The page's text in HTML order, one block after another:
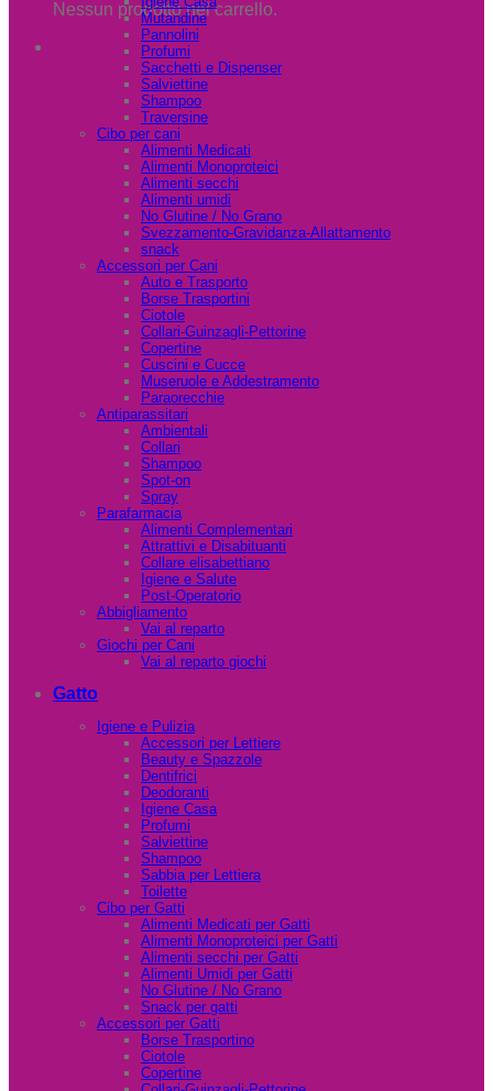
Nessun prodotto nel carrello.
Mutandine
Pannolini
Profumi
Sacchetti e Dispenser
Salviettine
Shampoo
Traversine
Cibo per cani
Alimenti Medicati
Alimenti Monoproteici
Alimenti secchi
Alimenti umidi
No Glutine / No Grano
Svezzamento-Gravidanza-Allattamento
snack
Accessori per Cani
Auto e Trasporto
Borse Trasportini
Ciotole
Collari-Guinzagli-Pettorine
Copertine
Cuscini e Cucce
Museruole e Addestramento
Paraorecchie
Antiparassitari
Ambientali
Collari
Shampoo
Spot-on
Spray
Parafarmacia
Alimenti Complementari
Attrattivi e Disabituanti
Collare elisabettiano
Igiene e Salute
Post-Operatorio
Abbigliamento
Vai al reparto
Giochi per Cani
Vai al reparto giochi
Gatto
Igiene e Pulizia
Accessori per Lettiere
Beauty e Spazzole
Dentifrici
Deodoranti
Igiene Casa
Profumi
Salviettine
Shampoo
Sabbia per Lettiera
Toilette
Cibo per Gatti
Alimenti Medicati per Gatti
Alimenti Monoproteici per Gatti
Alimenti secchi per Gatti
Alimenti Umidi per Gatti
No Glutine / No Grano
Snack per gatti
Accessori per Gatti
Borse Trasportino
Ciotole
Copertine